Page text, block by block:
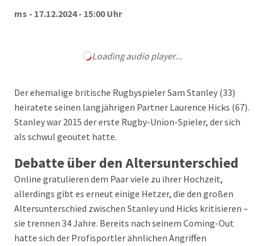
ms - 17.12.2024 - 15:00 Uhr
Loading audio player...
Der ehemalige britische Rugbyspieler Sam Stanley (33)
heiratete seinen langjährigen Partner Laurence Hicks (67).
Stanley war 2015 der erste Rugby-Union-Spieler, der sich
als schwul geoutet hatte.
Debatte über den Altersunterschied
Online gratulieren dem Paar viele zu ihrer Hochzeit,
allerdings gibt es erneut einige Hetzer, die den großen
Altersunterschied zwischen Stanley und Hicks kritisieren –
sie trennen 34 Jahre. Bereits nach seinem Coming-Out
hatte sich der Profisportler ähnlichen Angriffen